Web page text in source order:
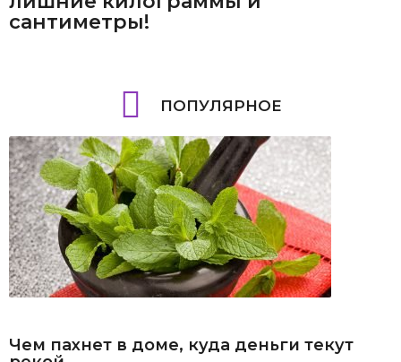
сантиметры!
ПОПУЛЯРНОЕ
Чем пахнет в доме, куда деньги текут